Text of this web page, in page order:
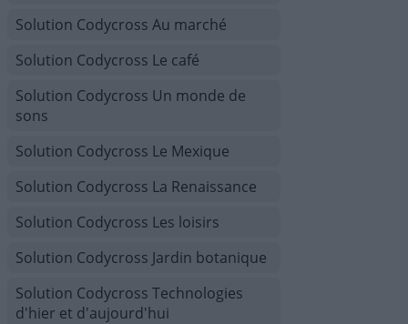
Solution Codycross Au marché
Solution Codycross Le café
Solution Codycross Un monde de
sons
Solution Codycross Le Mexique
Solution Codycross La Renaissance
Solution Codycross Les loisirs
Solution Codycross Jardin botanique
Solution Codycross Technologies
d'hier et d'aujourd'hui